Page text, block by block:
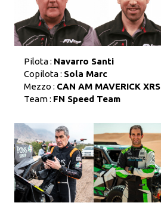
Pilota : Navarro Santi
Copilota : Sola Marc
Mezzo : CAN AM MAVERICK XRS
Team : FN Speed Team